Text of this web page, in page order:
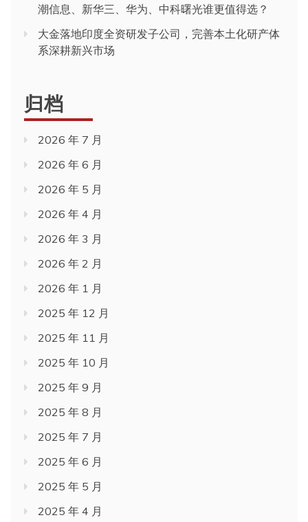
潮信息、新华三、华为、中科曙光谁更值得选？
大金落地印度全资研发子公司，完善本土化研产体
系深耕新兴市场
归档
2026 年 7 月
2026 年 6 月
2026 年 5 月
2026 年 4 月
2026 年 3 月
2026 年 2 月
2026 年 1 月
2025 年 12 月
2025 年 11 月
2025 年 10 月
2025 年 9 月
2025 年 8 月
2025 年 7 月
2025 年 6 月
2025 年 5 月
2025 年 4 月